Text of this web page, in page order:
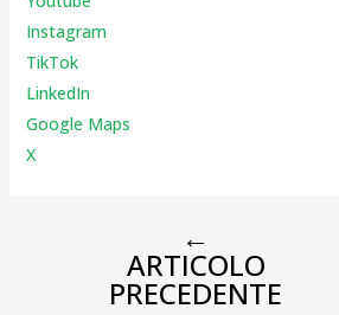
Instagram
TikTok
LinkedIn
Google Maps
X
←
ARTICOLO
PRECEDENTE